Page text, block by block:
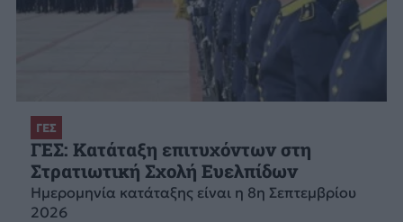
ΓΕΣ
ΓΕΣ: Κατάταξη επιτυχόντων στη
Στρατιωτική Σχολή Ευελπίδων
Ημερομηνία κατάταξης είναι η 8η Σεπτεμβρίου
2026